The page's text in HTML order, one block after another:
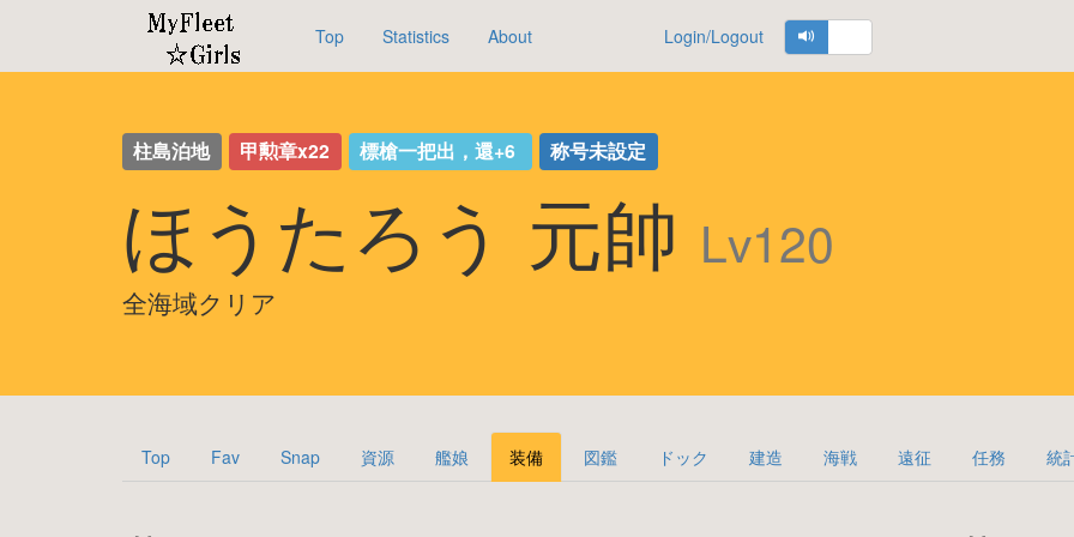
Top Statistics About Login/Logout
柱島泊地 甲勲章x22 標槍一把出，還+6 称号未設定
ほうたろう 元帥 Lv120
全海域クリア
Top Fav Snap 資源 艦娘 装備 図鑑 ドック 建造 海戦 遠征 任務 統